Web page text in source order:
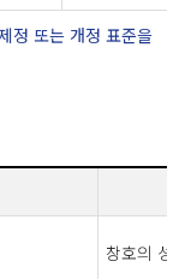
정 또는 개정 표준을
창호의 성